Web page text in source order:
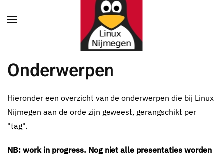
Terug naar hoofdinhoud
Onderwerpen
Hieronder een overzicht van de onderwerpen die bij Linux
Nijmegen aan de orde zijn geweest, gerangschikt per
"tag".
NB: work in progress. Nog niet alle presentaties worden